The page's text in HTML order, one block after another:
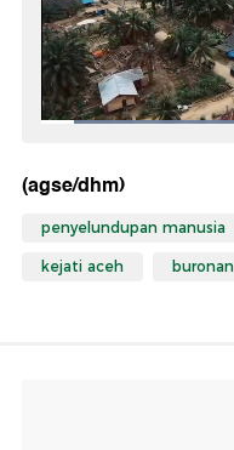
(agse/dhm)
penyelundupan manusia
kejati aceh buronan